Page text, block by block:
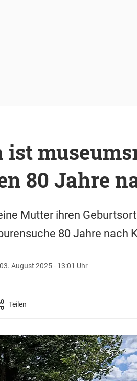
ist
80 Jahre
Mutter ihren
80 Jahre nach
03. August 2025 - 13:01 Uhr
Teilen